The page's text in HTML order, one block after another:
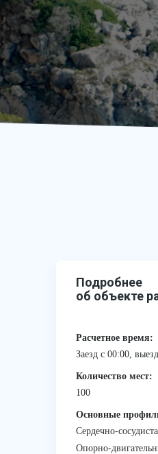
Подробнее
об объекте
Расчетное время:
Заезд с 00:00,
Количество мест:
100
Основные
Сердечно-
Опорно-